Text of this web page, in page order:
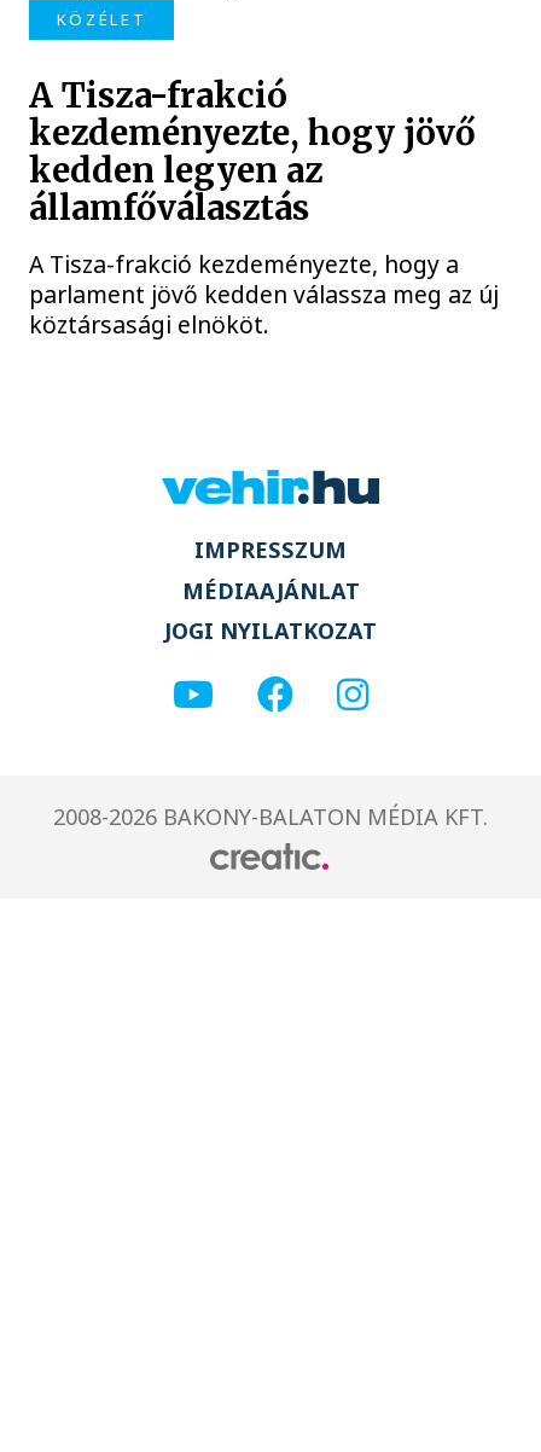
KÖZÉLET
A Tisza-frakció
kezdeményezte, hogy jövő
kedden legyen az
államfőválasztás
A Tisza-frakció kezdeményezte, hogy a
parlament jövő kedden válassza meg az új
köztársasági elnököt.
IMPRESSZUM
MÉDIAAJÁNLAT
JOGI NYILATKOZAT
2008-2026 BAKONY-BALATON MÉDIA KFT.